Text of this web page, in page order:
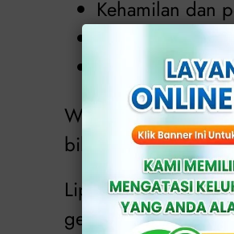
Kehamilan dan
Perubahan berat
Genetika.
Wanita memiliki 2
bibir besar.
Lipatan ini adalah
genital eksternal